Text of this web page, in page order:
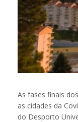
As fases finais
as cidades da
do Desporto